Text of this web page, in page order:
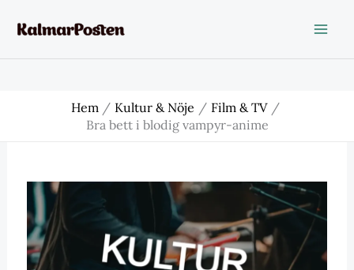
Hem Kultur & Nöje
Film & TV
Bra bett i blodig vampyr-anime